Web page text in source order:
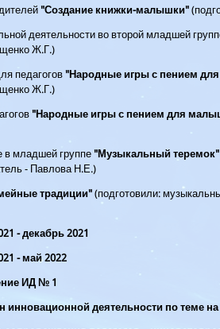
"Создание книжки-малышки"
деятельности во второй младшей
Ж.Г.)
педагогов"Народные игры с пением
Ж.Г.)
"Народные игры с пением для
в младшей группе"Музыкальный теремок"
- Павлова Н.Е.)
традиции"(подготовили:
- декабрь 2021
- май 2022
ИД № 1
деятельности по теме на